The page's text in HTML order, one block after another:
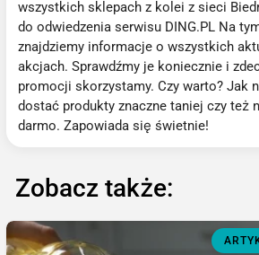
wszystkich sklepach z kolei z sieci
do odwiedzenia serwisu DING.PL Na
znajdziemy informacje o wszystkich
akcjach. Sprawdźmy je koniecznie i
promocji skorzystamy. Czy warto? Jak
dostać produkty znaczne taniej czy też
darmo. Zapowiada się świetnie!
Zobacz także: